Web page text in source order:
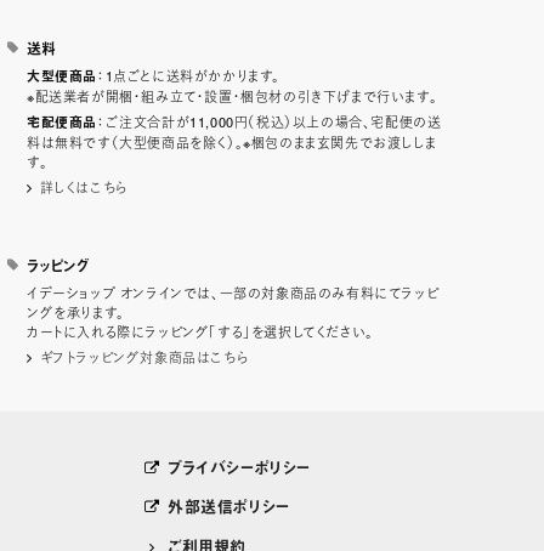
送料
大型便商品 ：1点ごとに送料がかかります。
※配送業者が開梱・組み立て・設置・梱包材の引き下げまで行います。
宅配便商品 ：ご注文合計が11,000円（税込）以上の場合、宅配便の送
料は無料です（大型便商品を除く）。※梱包のまま玄関先でお渡ししま
す。
詳しくはこちら
ラッピング
イデーショップ オンラインでは、一部の対象商品のみ有料にてラッピ
ングを承ります。
カートに入れる際にラッピング「する」を選択してください。
ギフトラッピング対象商品はこちら
プライバシーポリシー
外部送信ポリシー
ご利用規約